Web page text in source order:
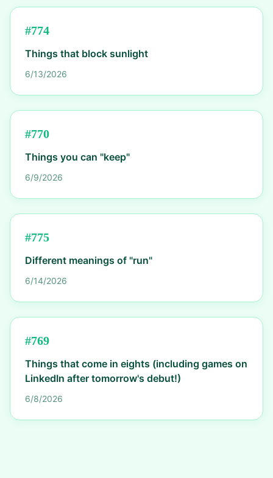
#774
Things that block sunlight
6/13/2026
#770
Things you can "keep"
6/9/2026
#775
Different meanings of "run"
6/14/2026
#769
Things that come in eights (including games on
LinkedIn after tomorrow's debut!)
6/8/2026